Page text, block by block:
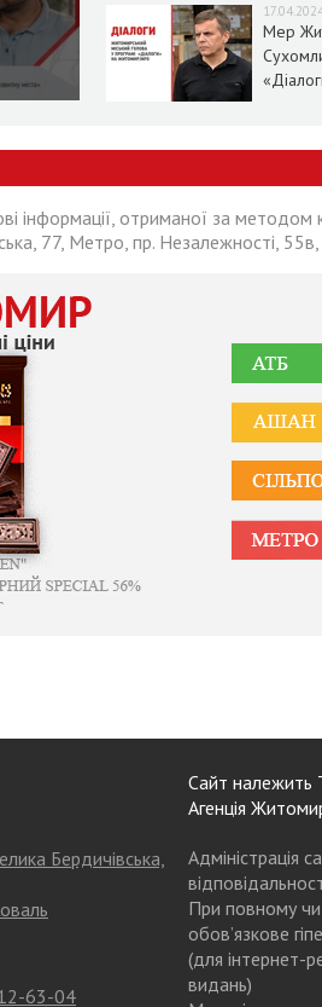
Мер
інформації, отриманої за
77, Метро, пр. Незалежності, 55в,
Бердичівська,
63-04
Сайт належить
Агенція
Адміністрація
При повному
обов’язкове
(для інтернет-
видань)